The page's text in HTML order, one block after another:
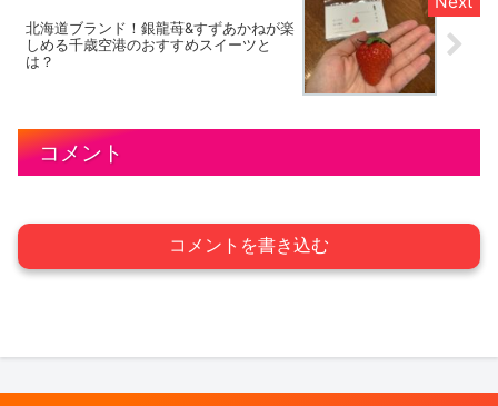
北海道ブランド！銀龍苺&すずあかねが楽
しめる千歳空港のおすすめスイーツと
は？
コメント
コメントを書き込む